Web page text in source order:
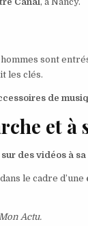
sont
les clés.
de
et à
des vidéos à
le cadre d’une
Actu.